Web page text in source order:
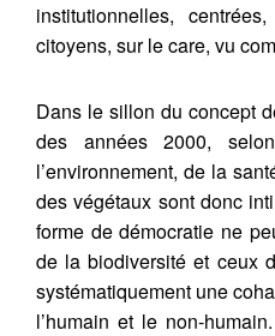
institutionnelles,
citoyens, sur le care, vu
Dans le sillon du concept
des années 2000,
l’environnement, de la
des végétaux sont donc
forme de démocratie ne
de la biodiversité et ceux
systématiquement une
l’humain et le non-